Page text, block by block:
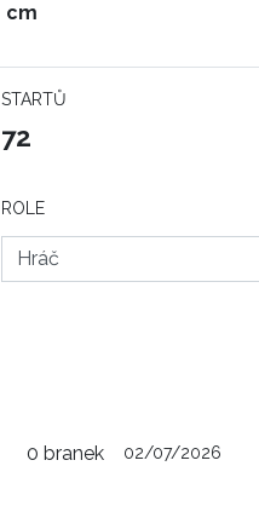
cm
STARTŮ
72
ROLE
0 branek 02/07/2026